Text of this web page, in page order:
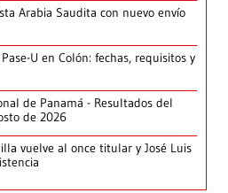
Arabia Saudita con nuevo envío
U en Colón: fechas, requisitos y
de Panamá - Resultados del
de 2026
vuelve al once titular y José Luis